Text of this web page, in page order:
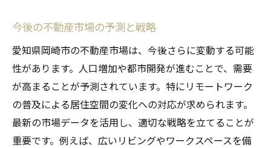
今後の不動産市場の予測と戦略
愛知県岡崎市の不動産市場は、今後さらに変動する可能
性があります。人口増加や都市開発が進むことで、需要
が高まることが予測されています。特にリモートワーク
の普及による居住空間の変化への対応が求められます。
最新の市場データを活用し、適切な戦略を立てることが
重要です。例えば、広いリビングやワークスペースを備